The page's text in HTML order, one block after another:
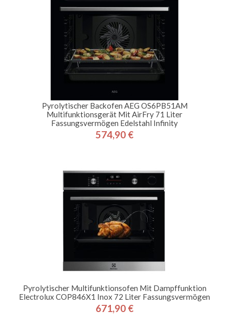
Pyrolytischer Backofen AEG OS6PB51AM
Multifunktionsgerät Mit AirFry 71 Liter
Fassungsvermögen Edelstahl Infinity
Preis
574,90 €
Pyrolytischer Multifunktionsofen Mit Dampffunktion
Electrolux COP846X1 Inox 72 Liter Fassungsvermögen
Preis
671,90 €